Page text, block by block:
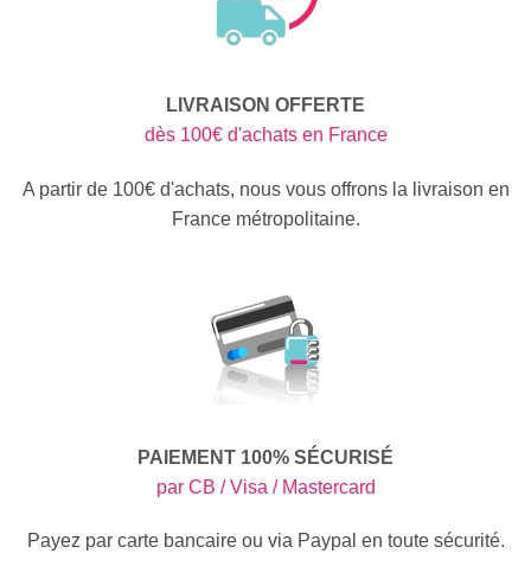
LIVRAISON OFFERTE
dès 100€ d'achats en France
A partir de 100€ d'achats, nous vous offrons la livraison en
France métropolitaine.
PAIEMENT 100% SÉCURISÉ
par CB / Visa / Mastercard
Payez par carte bancaire ou via Paypal en toute sécurité.